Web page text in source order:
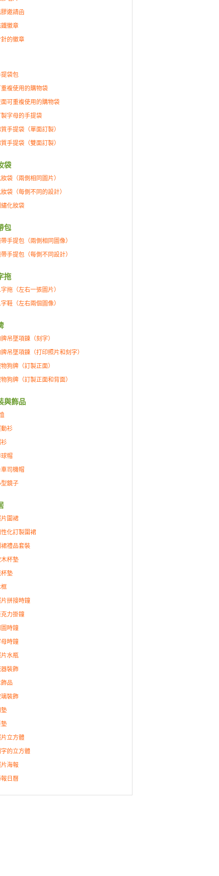
邀請函
徽章
的徽章
袋包
複使用的購物袋
可重複使用的購物袋
字母的手提袋
手提袋（單面訂製）
手提袋（雙面訂製）
袋
袋（兩側相同圖片）
袋（每側不同的設計）
化妝袋
包
手提包（兩側相同圖像）
手提包（每側不同設計）
拖
拖（左右一張圖片）
鞋（左右兩個圖像）
吊墜項鍊（刻字）
吊墜項鍊（打印照片和刻字）
狗牌（訂製正面）
狗牌（訂製正面和背面）
與飾品
衫
帽
司機帽
鏡子
圍裙
化訂製圍裙
禮品套裝
杯墊
墊
拼接時鐘
力掛鐘
時鐘
時鐘
水瓶
裝飾
品
裝飾
立方體
的立方體
海報
日曆